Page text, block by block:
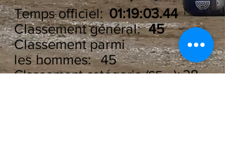
Temps officiel: 01:19:03.44
Classement général: 45
Classement parmi
les : 45
hommes
Classement catégorie ( ):28
SE